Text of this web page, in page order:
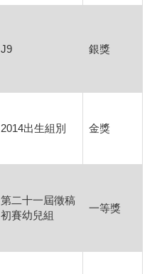
J9 銀獎
2014出生組別 金獎
第二十一屆徵稿
初賽幼兒組
一等獎